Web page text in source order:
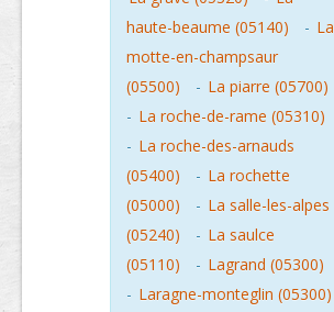
haute-beaume (05140)
- La
motte-en-champsaur
(05500)
- La piarre (05700)
- La roche-de-rame (05310)
- La roche-des-arnauds
(05400)
- La rochette
(05000)
- La salle-les-alpes
(05240)
- La saulce
(05110)
- Lagrand (05300)
- Laragne-monteglin (05300)